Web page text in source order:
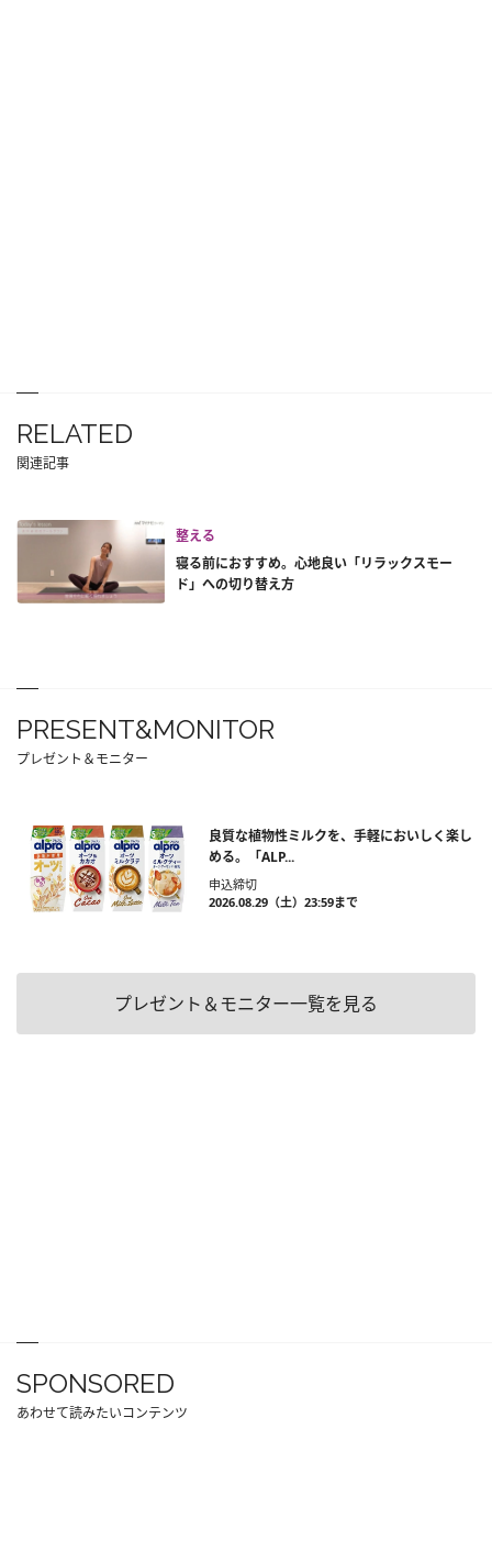
RELATED
関連記事
整える
寝る前におすすめ。心地良い「リラックスモー
ド」への切り替え方
PRESENT&MONITOR
プレゼント＆モニター
良質な植物性ミルクを、手軽においしく楽し
める。「ALP...
申込締切
2026.08.29（土）23:59まで
プレゼント＆モニター一覧を見る
SPONSORED
あわせて読みたいコンテンツ